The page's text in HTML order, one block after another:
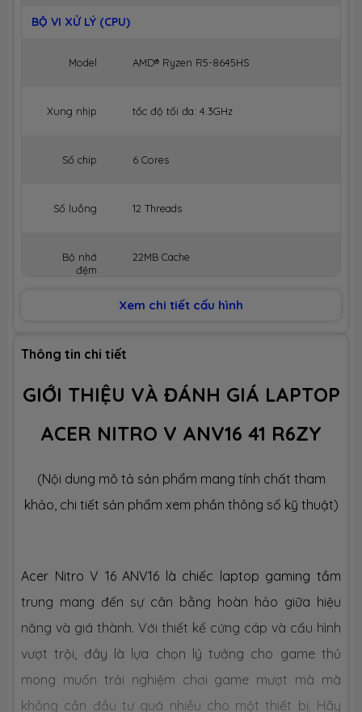
BỘ VI XỬ LÝ (CPU)
Model AMD® Ryzen R5-8645HS
Xung nhịp tốc độ tối đa: 4.3GHz
Số chip 6 Cores
Số luồng 12 Threads
Bộ nhớ
đệm
22MB Cache
BỘ NHỚ MÁY (RAM)
Dung lượng
Công nghệ DDR5 5600MHz
Ổ CỨNG LƯU TRỮ (SSD)
Công nghệ PCIe Gen4
Số slot 2 slot
VGA tích
AMD® Radeon Graphics
Xem chi tiết cấu hình
Thông tin chi tiết
GIỚI THIỆU VÀ ĐÁNH GIÁ LAPTOP
ACER NITRO V ANV16 41 R6ZY
(Nội dung mô tả sản phẩm mang tính chất tham
khảo, chi tiết sản phẩm xem phần thông số kỹ thuật)
Acer Nitro V 16 ANV16 là chiếc laptop gaming tầm
trung mang đến sự cân bằng hoàn hảo giữa hiệu
năng và giá thành. Với thiết kế cứng cáp và cấu hình
vượt trội, đây là lựa chọn lý tưởng cho game thủ
mong muốn trải nghiệm chơi game mượt mà mà
không cần đầu tư quá nhiều cho một thiết bị. Hãy